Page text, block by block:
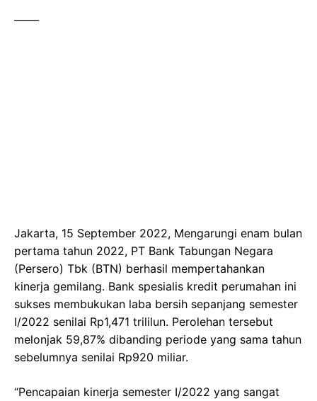
Jakarta, 15 September 2022, Mengarungi enam bulan
pertama tahun 2022, PT Bank Tabungan Negara
(Persero) Tbk (BTN) berhasil mempertahankan
kinerja gemilang. Bank spesialis kredit perumahan ini
sukses membukukan laba bersih sepanjang semester
I/2022 senilai Rp1,471 trililun. Perolehan tersebut
melonjak 59,87% dibanding periode yang sama tahun
sebelumnya senilai Rp920 miliar.
“Pencapaian kinerja semester I/2022 yang sangat